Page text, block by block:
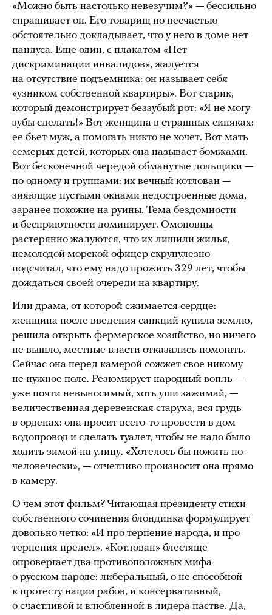
«Можно быть настолько невезучим?» — бессильно
спрашивает он. Его товарищ по несчастью
обстоятельно докладывает, что у него в доме нет
пандуса. Еще один, с плакатом «Нет
дискриминации инвалидов», жалуется
на отсутствие подъемника: он называет себя
«узником собственной квартиры». Вот старик,
который демонстрирует беззубый рот: «Я не могу
зубы сделать!» Вот женщина в страшных синяках:
ее бьет муж, а помогать никто не хочет. Вот мать
семерых детей, которых она называет бомжами.
Вот бесконечной чередой обманутые дольщики —
по одному и группами: их вечный котлован —
зияющие пустыми окнами недостроенные дома,
заранее похожие на руины. Тема бездомности
и бесприютности доминирует. Омоновцы
растерянно жалуются, что их лишили жилья,
немолодой морской офицер скрупулезно
подсчитал, что ему надо прожить 329 лет, чтобы
дождаться своей очереди на квартиру.
Или драма, от которой сжимается сердце:
женщина после введения санкций купила землю,
решила открыть фермерское хозяйство, но ничего
не вышло, местные власти отказались помогать.
Сейчас она перед камерой сожжет свое никому
не нужное поле. Резюмирует народный вопль —
уже почти невыносимый, хоть уши зажимай, —
величественная деревенская старуха, вся грудь
в орденах: она просит всего-то провести в дом
водопровод и сделать туалет, чтобы не надо было
ходить зимой на улицу. «Хотелось бы пожить по-
человечески», — отчетливо произносит она прямо
в камеру.
О чем этот фильм? Читающая президенту стихи
собственного сочинения блондинка формулирует
довольно четко: «И про терпение народа, и про
терпения предел». «Котлован» блестяще
опровергает два противоположных мифа
о русском народе: либеральный, о не способной
к протесту нации рабов, и консервативный,
о счастливой и влюбленной в лидера пастве. Да,